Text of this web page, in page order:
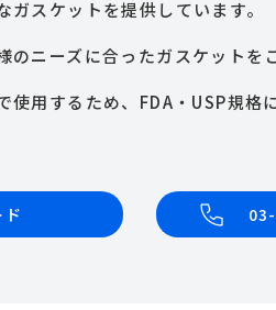
スケットを提供しています。
ニーズに合ったガスケットを
用するため、FDA・USP規格